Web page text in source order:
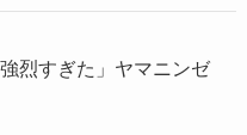
烈すぎた」ヤマニンゼ